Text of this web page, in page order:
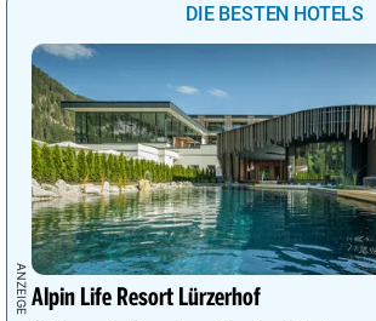
DIE BESTEN HOTELS
Alpin Life Resort Lürzerhof